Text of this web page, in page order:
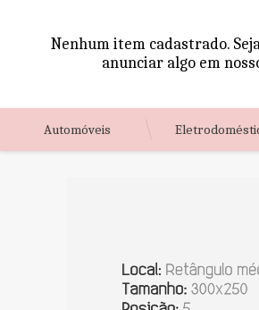
Nenhum item cadastrado.
anunciar algo em
Automóveis